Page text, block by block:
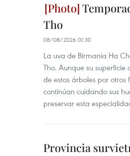
Tho
08/08/2026 01:30
La uva de Birmania Ha
Tho. Aunque su superficie
de estos árboles por
continúan cuidando sus
preservar esta
Provincia